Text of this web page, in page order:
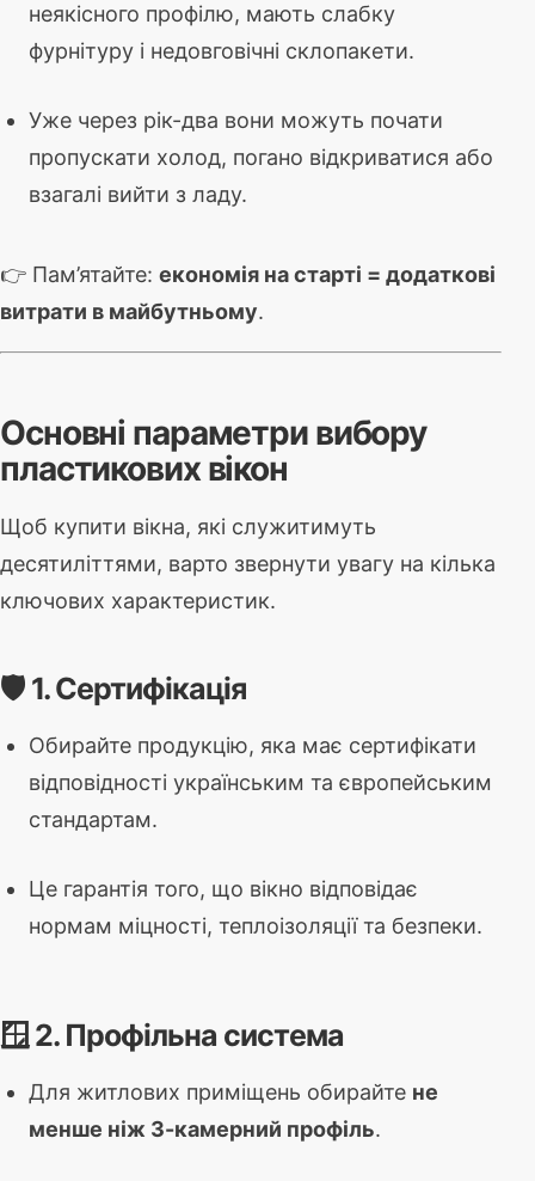
неякісного профілю, мають слабку
фурнітуру і недовговічні склопакети.
Уже через рік-два вони можуть почати
пропускати холод, погано відкриватися або
взагалі вийти з ладу.
👉 Пам’ятайте: економія на старті = додаткові
витрати в майбутньому.
Основні параметри вибору
пластикових вікон
Щоб купити вікна, які служитимуть
десятиліттями, варто звернути увагу на кілька
ключових характеристик.
🛡️ 1. Сертифікація
Обирайте продукцію, яка має сертифікати
відповідності українським та європейським
стандартам.
Це гарантія того, що вікно відповідає
нормам міцності, теплоізоляції та безпеки.
🪟 2. Профільна система
Для житлових приміщень обирайте не
менше ніж 3-камерний профіль.